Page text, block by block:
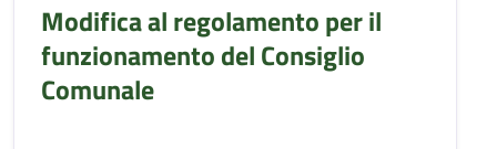
Modifica al regolamento per il
funzionamento del Consiglio
Comunale